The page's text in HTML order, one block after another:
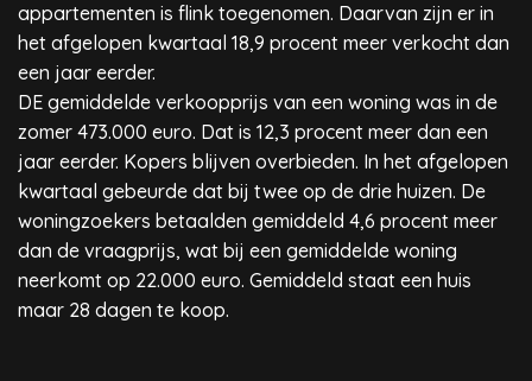
appartementen is flink toegenomen. Daarvan zijn er in
het afgelopen kwartaal 18,9 procent meer verkocht dan
een jaar eerder.
DE gemiddelde verkoopprijs van een woning was in de
zomer 473.000 euro. Dat is 12,3 procent meer dan een
jaar eerder. Kopers blijven overbieden. In het afgelopen
kwartaal gebeurde dat bij twee op de drie huizen. De
woningzoekers betaalden gemiddeld 4,6 procent meer
dan de vraagprijs, wat bij een gemiddelde woning
neerkomt op 22.000 euro. Gemiddeld staat een huis
maar 28 dagen te koop.